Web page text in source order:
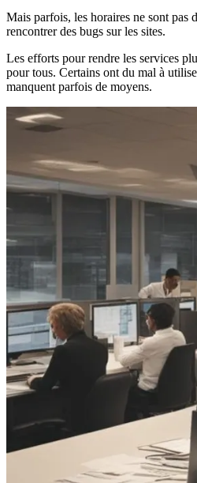
Mais parfois, les horaires ne sont pas
rencontrer des bugs sur les sites.
Les efforts pour rendre les services
pour tous. Certains ont du mal à
manquent parfois de moyens.